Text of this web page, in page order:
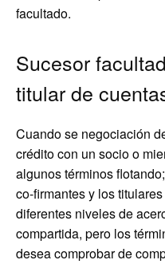
facultado.
Sucesor
titular de
Cuando se negociación
crédito con un socio o
algunos términos
co-firmantes y los
diferentes niveles de
compartida, pero los
desea comprobar de